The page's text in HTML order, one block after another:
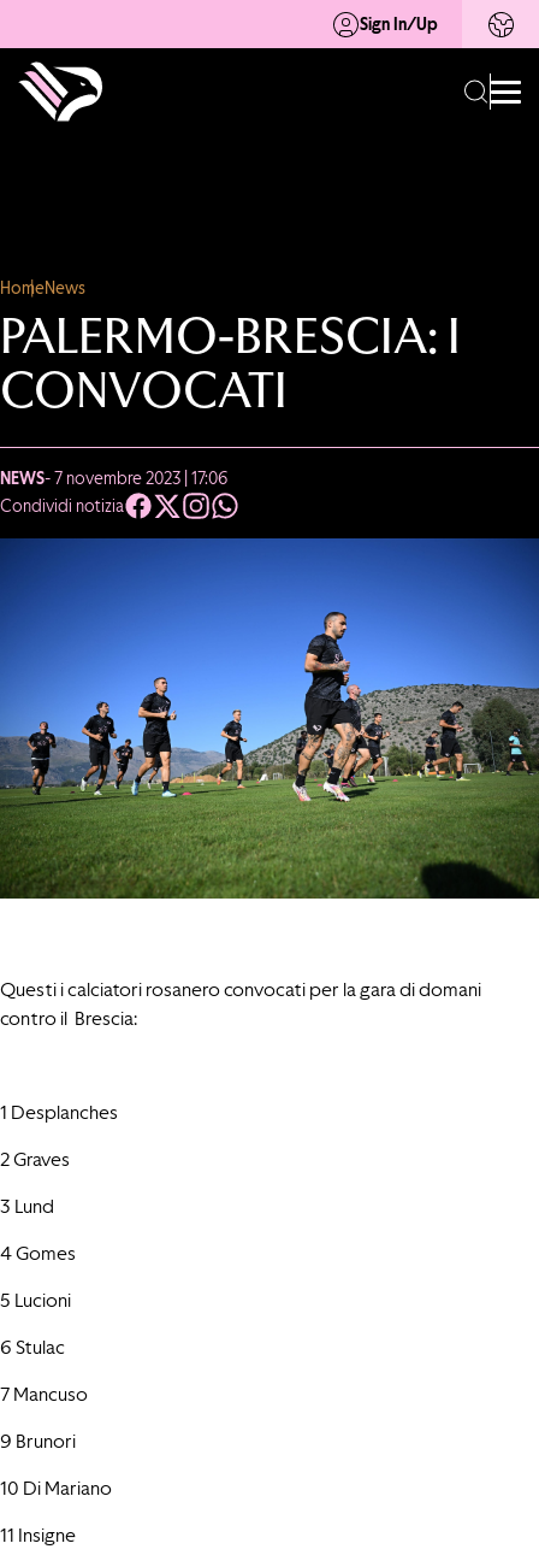
Sign In/Up
HomeNews
PALERMO-BRESCIA: I
CONVOCATI
NEWS- 7 novembre 2023 | 17:06
Condividi notizia
Questi i calciatori rosanero convocati per la gara di domani
contro il Brescia:
1 Desplanches
2 Graves
3 Lund
4 Gomes
5 Lucioni
6 Stulac
7 Mancuso
9 Brunori
10 Di Mariano
11 Insigne